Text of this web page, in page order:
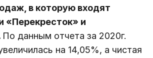
в которую входят
«Перекресток» и
По данным отчета за 2020г.
на 14,05%, а чистая